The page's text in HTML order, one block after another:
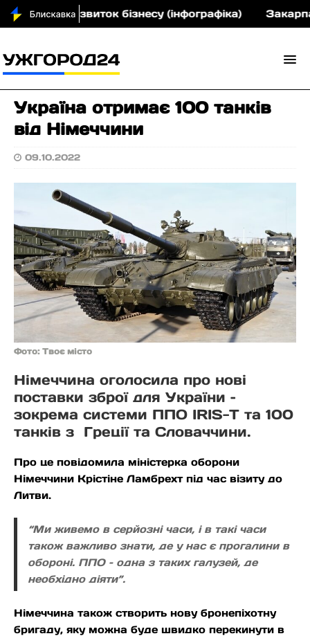
на розвиток бізнесу (інфографіка)
Україна отримає 100 танків
від Німеччини
09.10.2022
Фото: Твоє місто
Німеччина оголосила про нові
поставки зброї для України –
зокрема системи ППО IRIS-T та 100
танків з Греції та Словаччини.
Про це повідомила міністерка оборони
Німеччини Крістіне Ламбрехт під час візиту до
Литви.
“Ми живемо в серйозні часи, і в такі часи
також важливо знати, де у нас є прогалини в
обороні. ППО – одна з таких галузей, де
необхідно діяти”.
Німеччина також створить нову бронепіхотну
бригаду, яку можна буде швидко перекинути в